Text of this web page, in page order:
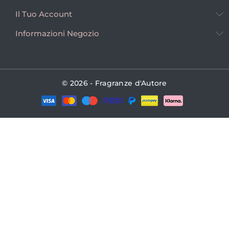
Il Tuo Account
Informazioni Negozio
© 2026 - Fragranze d'Autore